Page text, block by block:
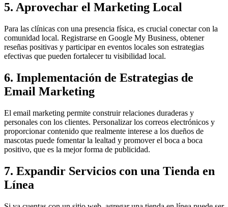
5. Aprovechar el Marketing Local
Para las clínicas con una presencia física, es crucial conectar con la
comunidad local. Registrarse en Google My Business, obtener
reseñas positivas y participar en eventos locales son estrategias
efectivas que pueden fortalecer tu visibilidad local.
6. Implementación de Estrategias de
Email Marketing
El email marketing permite construir relaciones duraderas y
personales con los clientes. Personalizar los correos electrónicos y
proporcionar contenido que realmente interese a los dueños de
mascotas puede fomentar la lealtad y promover el boca a boca
positivo, que es la mejor forma de publicidad.
7. Expandir Servicios con una Tienda en
Línea